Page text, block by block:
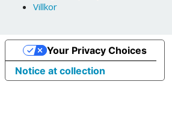
Villkor
Notice at collection
Your Privacy Choices